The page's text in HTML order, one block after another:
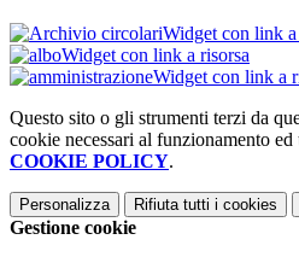
Widget con link a
Widget con link a risorsa
Widget con link a
Questo sito o gli strumenti terzi da
cookie necessari al funzionamento
COOKIE POLICY.
Personalizza Rifiuta tutti i cookies
Gestione cookie